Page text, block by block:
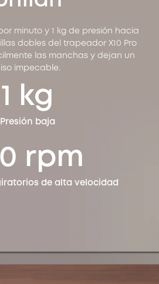
minuto y 1 kg de presión hacia
dobles del trapeador X10 Pro
las manchas y dejan un
impecable.
1 kg
Presión baja
rpm
de alta velocidad